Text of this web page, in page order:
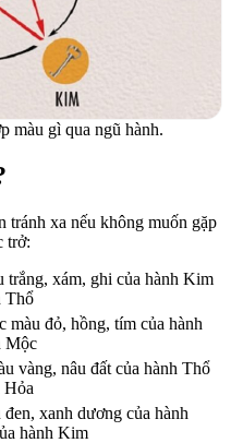
màu gì qua ngũ hành.
xa nếu không muốn gặp
trở:
trắng, xám, ghi của hành Kim
Thổ
màu đỏ, hồng, tím của hành
Mộc
vàng, nâu đất của hành Thổ
Hỏa
xanh dương của hành
hành Kim